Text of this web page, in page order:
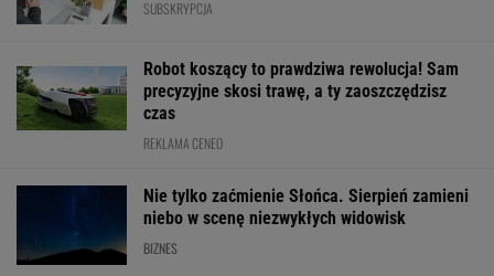
SUBSKRYPCJA
Robot koszący to prawdziwa rewolucja! Sam
precyzyjne skosi trawę, a ty zaoszczędzisz
czas
REKLAMA CENEO
Nie tylko zaćmienie Słońca. Sierpień zamieni
niebo w scenę niezwykłych widowisk
BIZNES